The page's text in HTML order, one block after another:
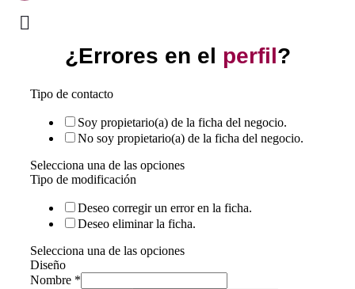
¿Errores en el perfil?
Tipo de contacto
Soy propietario(a) de la ficha del negocio.
No soy propietario(a) de la ficha del negocio.
Selecciona una de las opciones
Tipo de modificación
Deseo corregir un error en la ficha.
Deseo eliminar la ficha.
Selecciona una de las opciones
Diseño
Nombre *